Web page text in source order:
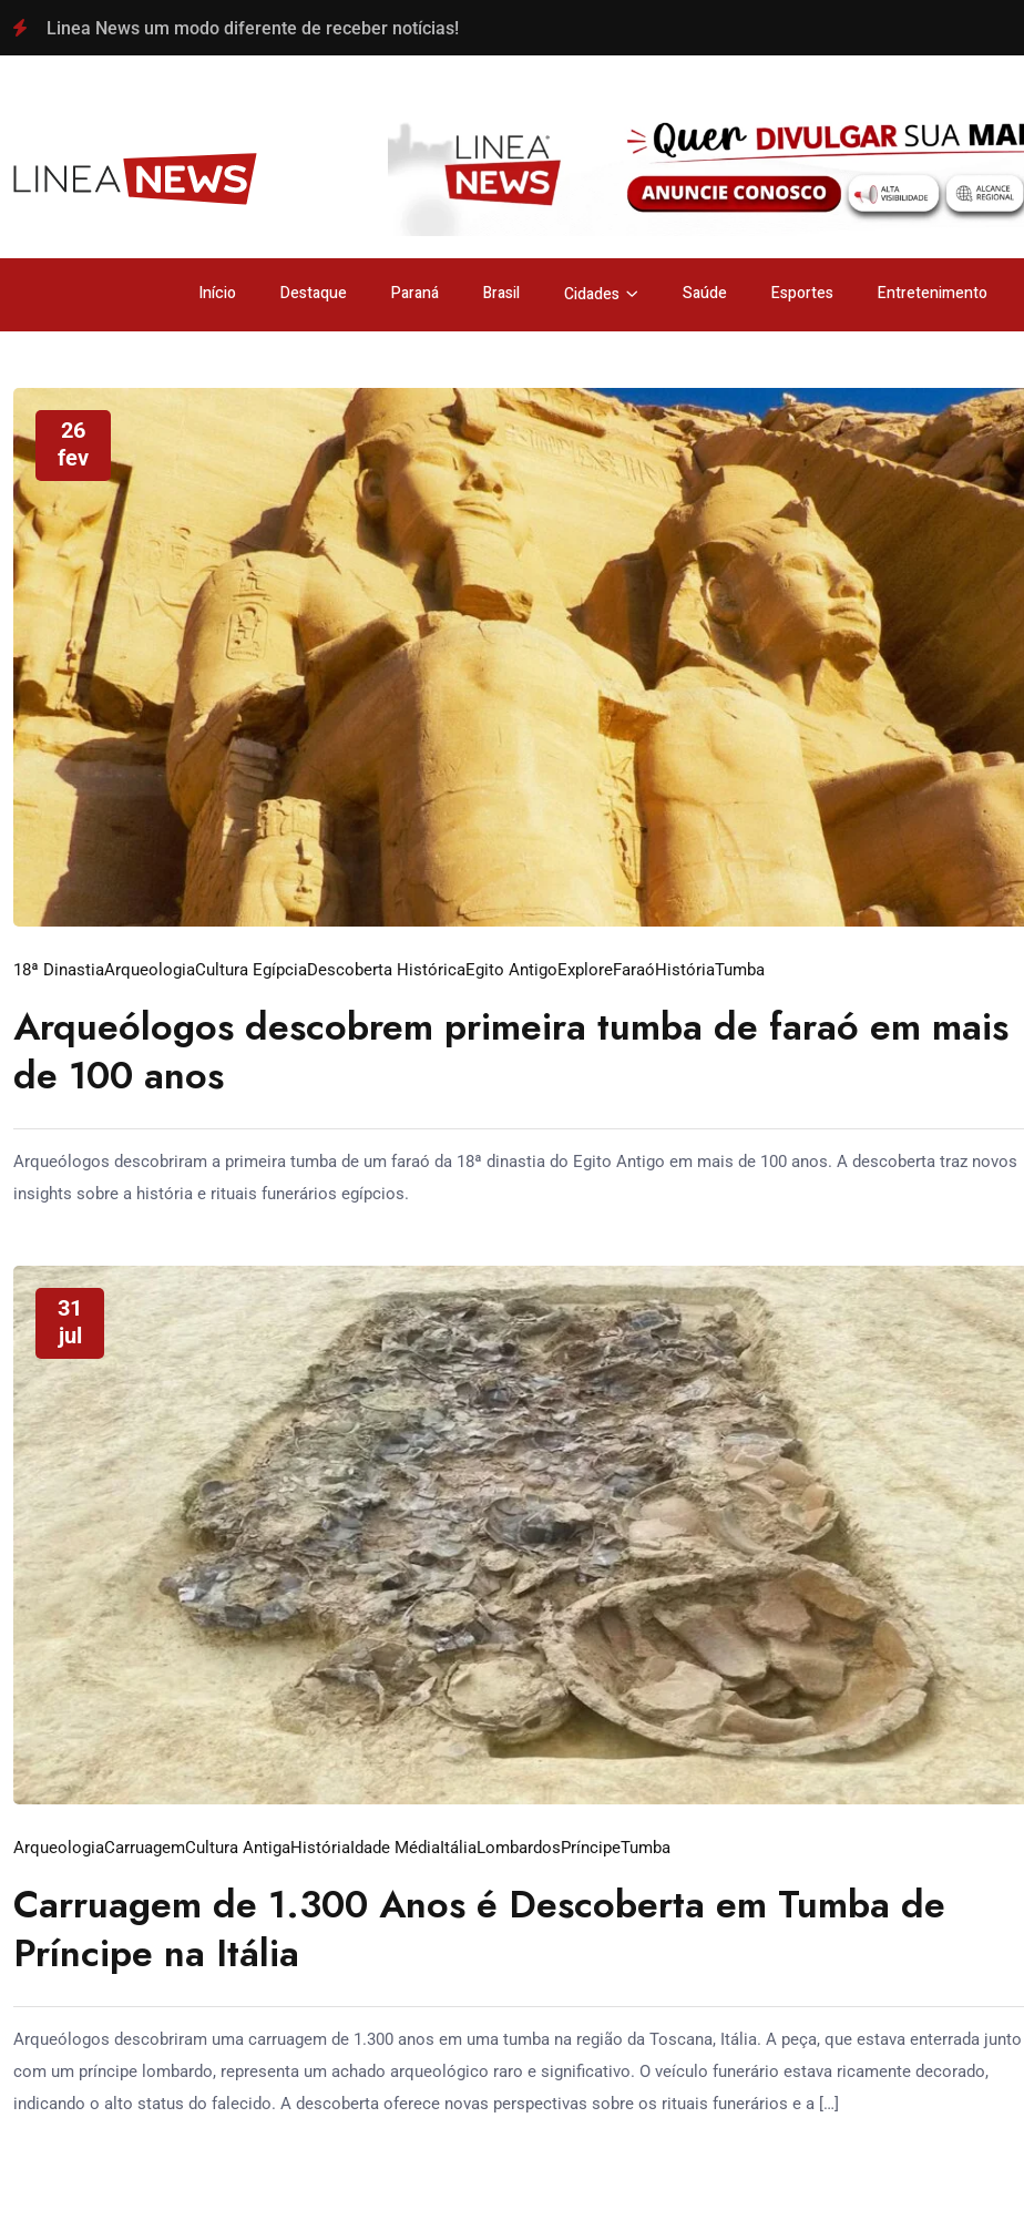
Linea News um modo diferente de receber notícias!
Início Destaque Paraná Brasil Cidades Saúde Esportes Entretenimento
26
fev
18ª DinastiaArqueologiaCultura EgípciaDescoberta HistóricaEgito AntigoExploreFaraóHistóriaTumba
Arqueólogos descobrem primeira tumba de faraó em mais
de 100 anos
Arqueólogos descobriram a primeira tumba de um faraó da 18ª dinastia do Egito Antigo em mais de 100 anos. A descoberta traz novos
insights sobre a história e rituais funerários egípcios.
31
jul
ArqueologiaCarruagemCultura AntigaHistóriaIdade MédiaItáliaLombardosPríncipeTumba
Carruagem de 1.300 Anos é Descoberta em Tumba de
Príncipe na Itália
Arqueólogos descobriram uma carruagem de 1.300 anos em uma tumba na região da Toscana, Itália. A peça, que estava enterrada junto
com um príncipe lombardo, representa um achado arqueológico raro e significativo. O veículo funerário estava ricamente decorado,
indicando o alto status do falecido. A descoberta oferece novas perspectivas sobre os rituais funerários e a […]